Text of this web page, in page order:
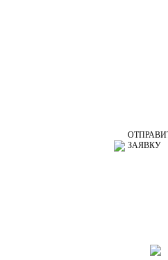
ЗАЯВКУ